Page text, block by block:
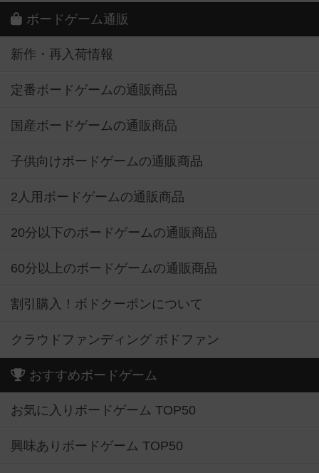
ボードゲーム通販
新作・再入荷情報
定番ボードゲームの通販商品
国産ボードゲームの通販商品
子供向けボードゲームの通販商品
2人用ボードゲームの通販商品
20分以下のボードゲームの通販商品
60分以上のボードゲームの通販商品
割引購入！ボドクーポンについて
クラウドファンディング ボドファン
おすすめボードゲーム
お気に入りボードゲーム TOP50
興味ありボードゲーム TOP50